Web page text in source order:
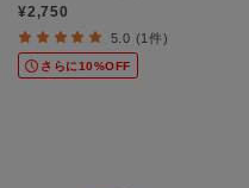
¥2,750
5.0 (1件)
さらに10%OFF